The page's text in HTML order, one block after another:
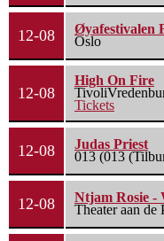
12-08
Øyafestivalen
Oslo
12-08
High On Fire
Tickets
12-08
Judas Priest
013 (013
12-08
Ntjam Rosie -
Theater aan de